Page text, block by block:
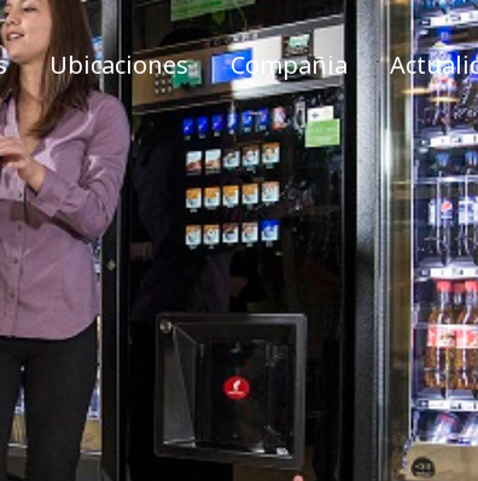
Ubicaciones Compañia